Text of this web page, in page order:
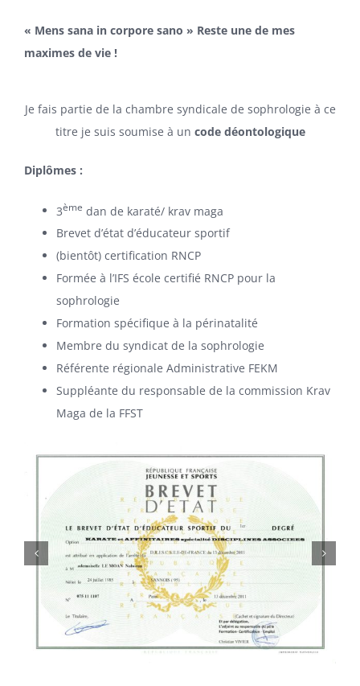
« Mens sana in corpore sano » Reste une de mes
maximes de vie !
Je fais partie de la chambre syndicale de sophrologie à ce
titre je suis soumise à un code déontologique
Diplômes :
3ème dan de karaté/ krav maga
Brevet d’état d’éducateur sportif
(bientôt) certification RNCP
Formée à l’IFS école certifié RNCP pour la
sophrologie
Formation spécifique à la périnatalité
Membre du syndicat de la sophrologie
Référente régionale Administrative FEKM
Suppléante du responsable de la commission Krav
Maga de la FFST